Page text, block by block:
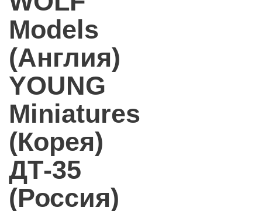
Models
(Англия)
YOUNG
Miniatures
(Корея)
ДТ-35
(Россия)